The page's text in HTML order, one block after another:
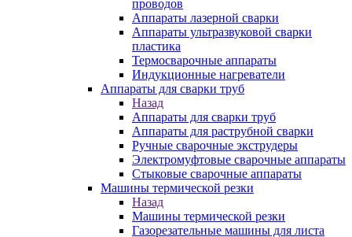
проводов
Аппараты лазерной сварки
Аппараты ультразвуковой сварки
пластика
Термосварочные аппараты
Индукционные нагреватели
Аппараты для сварки труб
Назад
Аппараты для сварки труб
Аппараты для раструбной сварки
Ручные сварочные экструдеры
Электромуфтовые сварочные аппараты
Стыковые сварочные аппараты
Машины термической резки
Назад
Машины термической резки
Газорезательные машины для листа